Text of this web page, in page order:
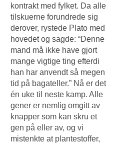
kontrakt med fylket. Da alle
tilskuerne forundrede sig
derover, rystede Plato med
hovedet og sagde: “Denne
mand må ikke have gjort
mange vigtige ting efterdi
han har anvendt så megen
tid på bagateller.” Nå er det
én uke til neste kamp. Alle
gener er nemlig omgitt av
knapper som kan skru et
gen på eller av, og vi
mistenkte at plantestoffer,